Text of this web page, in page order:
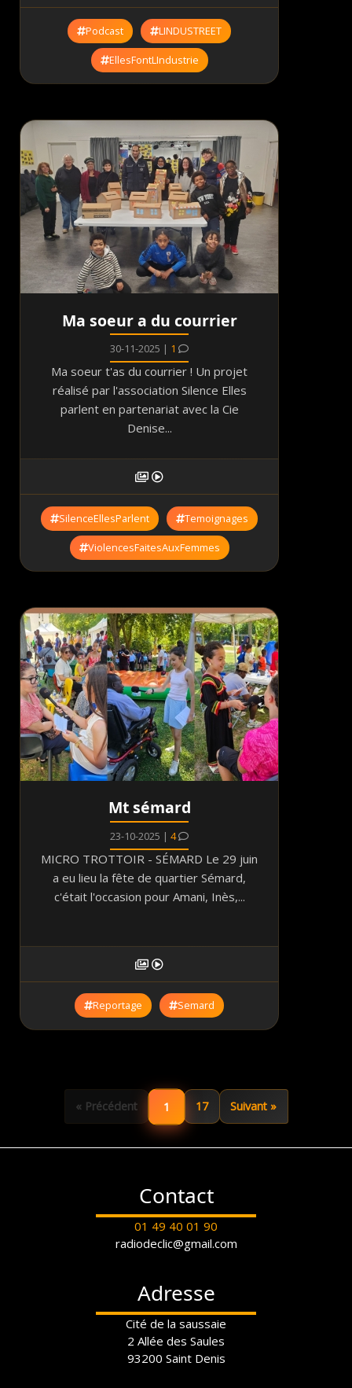
Podcast LINDUSTREET
EllesFontLIndustrie
Ma soeur a du courrier
30-11-2025 | 1
Ma soeur t'as du courrier ! Un projet
réalisé par l'association Silence Elles
parlent en partenariat avec la Cie
Denise...
SilenceEllesParlent Temoignages
ViolencesFaitesAuxFemmes
Mt sémard
23-10-2025 | 4
MICRO TROTTOIR - SÉMARD Le 29 juin
a eu lieu la fête de quartier Sémard,
c'était l'occasion pour Amani, Inès,...
Reportage Semard
« Précédent 1 17 Suivant »
Contact
01 49 40 01 90
radiodeclic@gmail.com
Adresse
Cité de la saussaie
2 Allée des Saules
93200 Saint Denis